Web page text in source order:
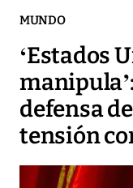
MUNDO
‘Estados
defensa
tensión